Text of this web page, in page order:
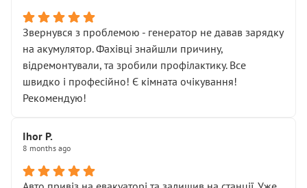
послуга. Тим більше, я був поруч і жодної реальної
діагностики ходової не проводилось. Після
зауваження гроші за цю “послугу” повернули, що
лише підтвердило мою правоту.
Але головне — я виїжджаю з боксу, і скрип у гальмах
залишився таким самим, як і був. Тобто оплачена
Далі ситуація тільки погіршилась:
• сказали, що тепер “потрібно знімати колеса”
• що біля авто стояти вже не можна
• почали озвучувати купу додаткових робіт без
Звернувся з проблемою - генератор не давав зарядку
на акумулятор. Фахівці знайшли причину,
відремонтували, та зробили профілактику. Все
швидко і професійно! Є кімната очікування!
Рекомендую!
Ihor P.
8 months ago